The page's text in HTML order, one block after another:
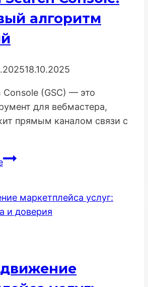
алгоритм
18.10.2025
Console (GSC) — это
для вебмастера,
прямым каналом связи с
Исправление
Search
Console: